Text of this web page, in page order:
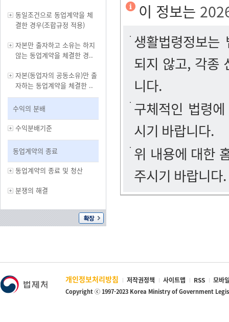
동일조건으로 동업계약을 체
결한 경우(조합규정 적용)
자본만 출자하고 소유는 하지
않는 동업계약을 체결한 경..
자본(동업자의 공동소유)만 출
자하는 동업계약을 체결한 ..
수익의 분배
수익분배기준
동업계약의 종료
동업계약의 종료 및 청산
분쟁의 해결
이 정보는
생활법령정보
되지 않고, 각종
니다.
구체적인 법령
시기 바랍니다.
위 내용에 대한
주시기 바랍니다.
개인정보처리방침 저작권정책 사이트맵 RSS 모바
Copyright ⓒ 1997-2023 Korea Ministry of Government